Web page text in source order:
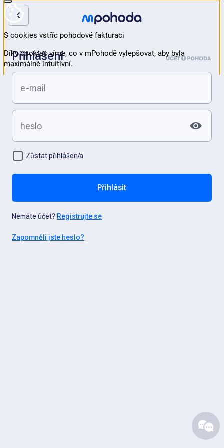
Přihlášení
Zůstat přihlášen/a
Přihlásit
Nemáte účet? Registrujte se
Zapomněli jste heslo?